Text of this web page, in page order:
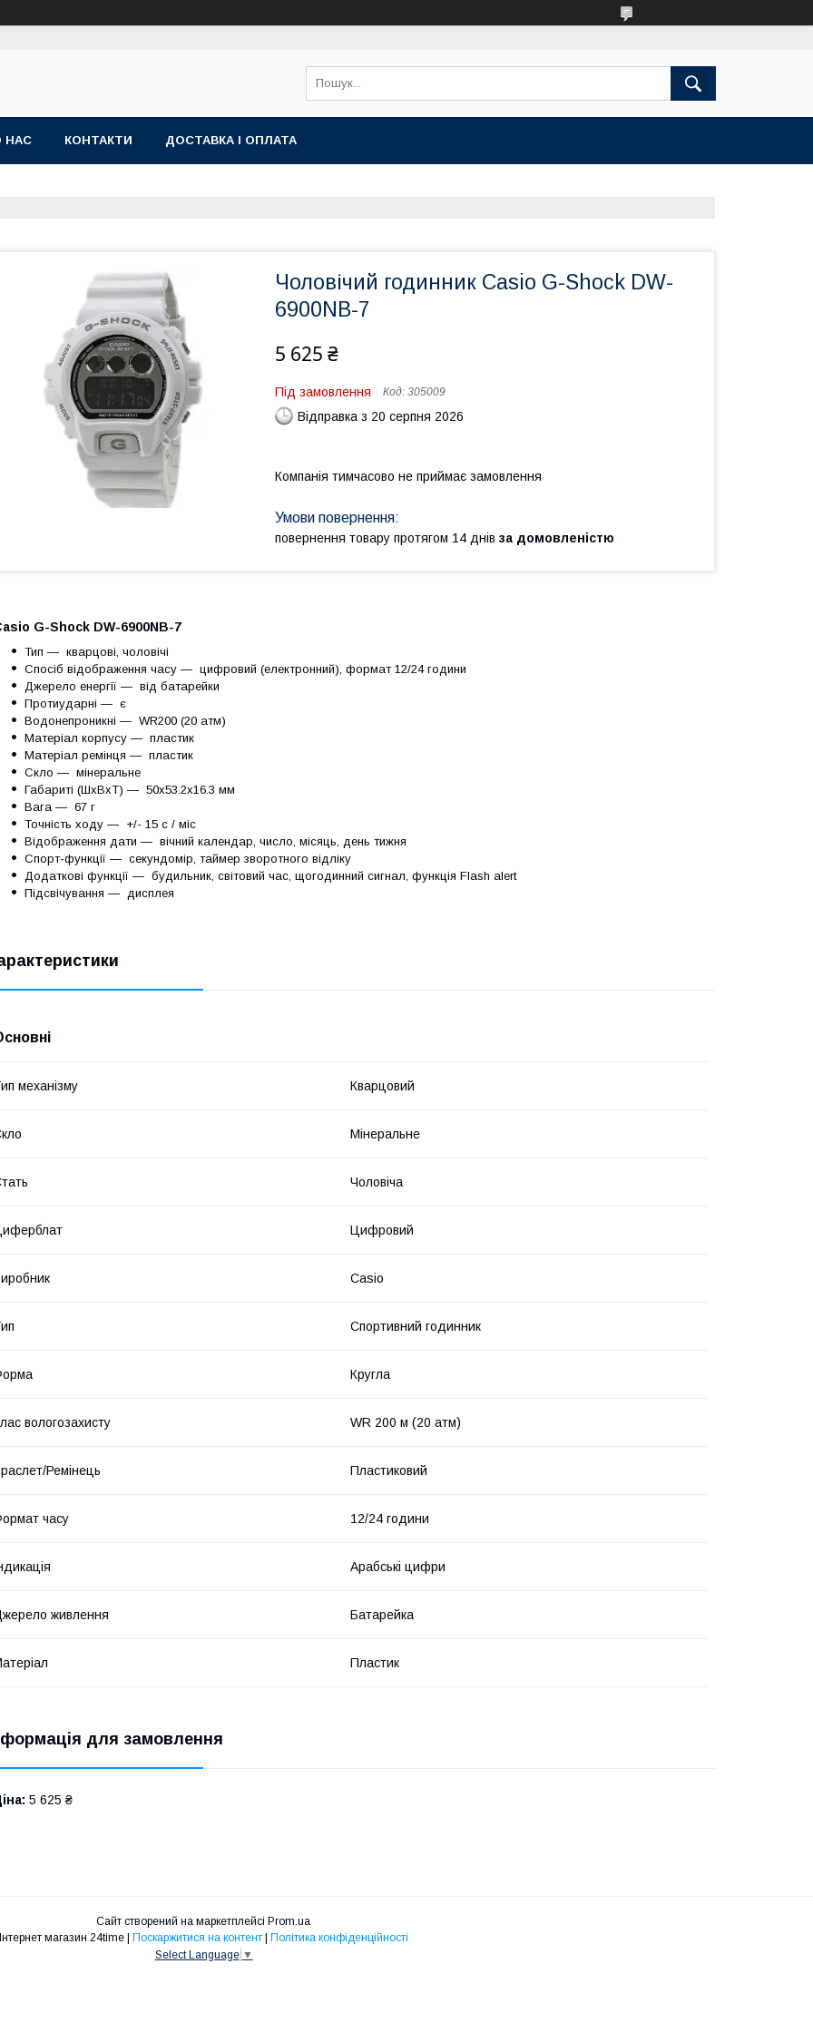
НАС КОНТАКТИ ДОСТАВКА І ОПЛАТА
Чоловічий годинник Casio G-Shock DW-
6900NB-7
5 625 ₴
Під замовлення Код: 305009
Відправка з 20 серпня 2026
Компанія тимчасово не приймає замовлення
повернення товару протягом 14 днів за домовленістю
G-Shock DW-6900NB-7
Тип — кварцові, чоловічі
Спосіб відображення часу ― цифровий (електронний), формат 12/24 години
Джерело енергії ― від батарейки
Протиударні ― є
Водонепроникні ― WR200 (20 атм)
Матеріал корпусу ― пластик
Матеріал ремінця ― пластик
Скло ― мінеральне
Габариті (ШхВхТ) — 50x53.2x16.3 мм
Вага ― 67 г
Точність ходу ― +/- 15 c / міс
Відображення дати ― вічний календар, число, місяць, день тижня
Спорт-функції ― секундомір, таймер зворотного відліку
Додаткові функції ― будильник, світовий час, щогодинний сигнал, функція Flash alert
Підсвічування ― дисплея
механізму Кварцовий
Мінеральне
Чоловіча
Цифровий
Casio
Спортивний годинник
Кругла
вологозахисту WR 200 м (20 атм)
Ремінець Пластиковий
часу 12/24 години
Арабські цифри
живлення Батарейка
Пластик
для замовлення
5 625 ₴
Сайт створений на маркетплейсі Prom.ua
Поскаржитися на контент
Політика конфіденційності
Select Language ▼